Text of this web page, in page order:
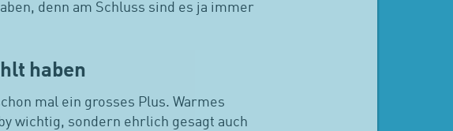
denn am Schluss sind es ja immer
haben
mal ein grosses Plus. Warmes
wichtig, sondern ehrlich gesagt auch